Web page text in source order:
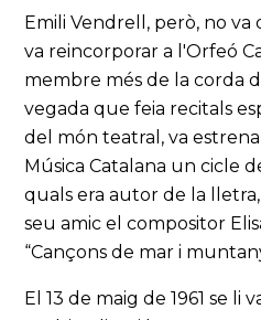
Emili Vendrell, però, no va
va reincorporar a l'Orfeó
membre més de la corda
vegada que feia recitals
del món teatral, va
Música Catalana un cicle
quals era autor de la
seu amic el compositor
“Cançons de mar i
El 13 de maig de 1961 se li